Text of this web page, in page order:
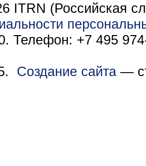
ITRN (Российская
Телефон: +7 495
Создание сайта —